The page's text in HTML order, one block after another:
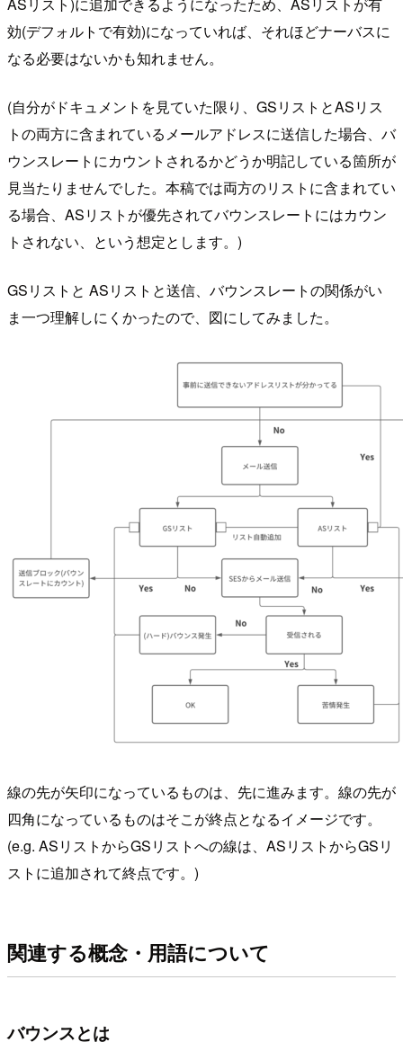
効(デフォルトで有効)になっていれば、それほどナーバスに
なる必要はないかも知れません。
(自分がドキュメントを見ていた限り、GSリストとASリス
トの両方に含まれているメールアドレスに送信した場合、バ
ウンスレートにカウントされるかどうか明記している箇所が
見当たりませんでした。本稿では両方のリストに含まれてい
る場合、ASリストが優先されてバウンスレートにはカウン
トされない、という想定とします。)
GSリストと ASリストと送信、バウンスレートの関係がい
ま一つ理解しにくかったので、図にしてみました。
線の先が矢印になっているものは、先に進みます。線の先が
四角になっているものはそこが終点となるイメージです。
(e.g. ASリストからGSリストへの線は、ASリストからGSリ
ストに追加されて終点です。)
関連する概念・用語について
バウンスとは